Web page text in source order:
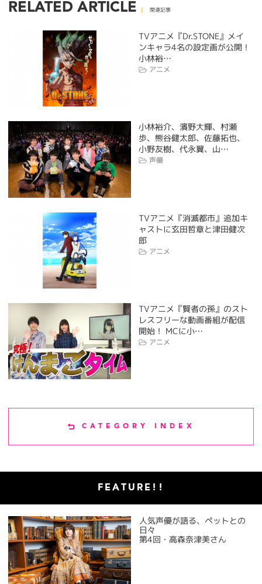
RELATED ARTICLE 関連記事
TVアニメ『Dr.STONE』メイ
ンキャラ4名の設定画が公開！
小林裕…
アニメ
小林裕介、濱野大輝、村瀬
歩、熊谷健太郎、佐藤拓也、
小野友樹、代永翼、山…
声優
TVアニメ『消滅都市』追加キ
ャストに玄田哲章と津田健次
郎
アニメ
TVアニメ『賢者の孫』のスト
レスフリーな動画番組が配信
開始！ MCに小…
アニメ
CATEGORY INDEX
FEATURE!!
人気声優が語る、ペットとの
日々
第4回・高森奈津美さん